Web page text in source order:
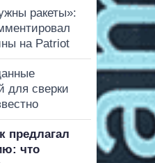
ракеты»:
на Patriot
для сверки
предлагал
что